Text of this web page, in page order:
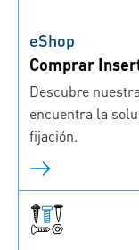
eShop
Comprar
Descubre
encuentra la
fijación.